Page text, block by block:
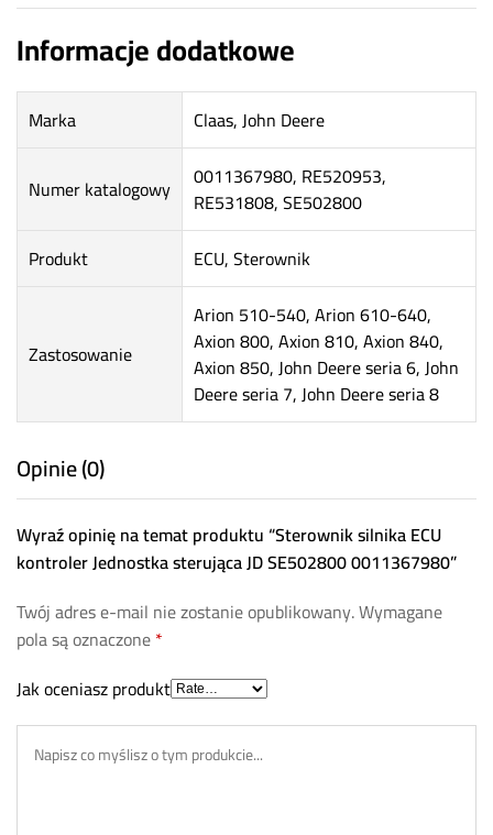
Informacje dodatkowe
Marka Claas, John Deere
Numer katalogowy
0011367980, RE520953,
RE531808, SE502800
Produkt
ECU, Sterownik
Zastosowanie
Arion 510-540, Arion 610-640,
Axion 800, Axion 810, Axion 840,
Axion 850, John Deere seria 6, John
Deere seria 7, John Deere seria 8
Opinie (0)
Wyraź opinię na temat produktu “Sterownik silnika ECU
kontroler Jednostka sterująca JD SE502800 0011367980”
Twój adres e-mail nie zostanie opublikowany.Wymagane
pola są oznaczone*
Jak oceniasz produkt